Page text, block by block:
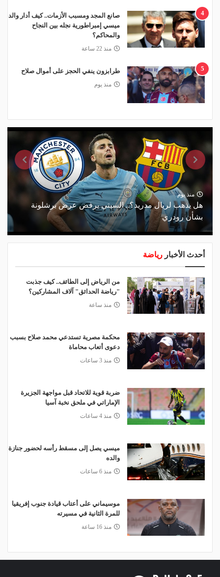
4
صانع المجد ومسبب الأزمات.. كيف أدار والد
ميسي إمبراطورية نجله بين النجاح
والمحاكم؟
منذ 22 ساعة
5 طرابزون ينفي الحجز على أموال صلاح
منذ يوم
منذ يوم
هل يذهب لريال مدريد؟.. السيتي يرفض عرض برشلونة
بشأن رودري
أحدث الأخبار رياضة
من الرياض إلى الطائف.. كيف جذبت
"رياضة الحدائق" آلاف المشاركين؟
منذ ساعة
محكمة مصرية تستدعي محمد صلاح بسبب
دعوى أتعاب محاماة
منذ 3 ساعات
ضربة قوية للاتحاد قبل مواجهة الجزيرة
الإماراتي في ملحق نخبة آسيا
منذ 4 ساعات
ميسي يصل إلى مسقط رأسه لحضور جنازة
والده
منذ 6 ساعات
موسيماني على أعتاب قيادة جنوب إفريقيا
للمرة الثانية في مسيرته
منذ 16 ساعة